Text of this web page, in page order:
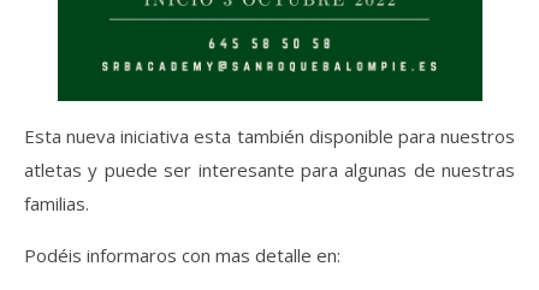
Esta nueva iniciativa esta también disponible para nuestros
atletas y puede ser interesante para algunas de nuestras
familias.
Podéis informaros con mas detalle en: